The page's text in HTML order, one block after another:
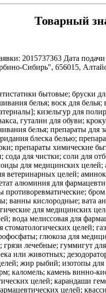
Товарный
2015737363 Дата подачи
Сибирь", 656015,
бытовые; бруски
белья; воск для
кизельгур для
гуталин для обуви;
белья; препараты
блеска белью;
препараты химические
сода для чистки; соли для
медицинских целей; гваякол для фармацевтических целей; гематоген; гемоглобин; гидрастин; гидрастинин; глицерин для медицинских целей; глицерофосфаты; глюкоза для медицинских целей; горечавка для фармацевтических целей; гормоны для медицинских целей; горчица для фармацевтических целей; горчичники; грязи для ванн; грязи лечебные; гуммигут для медицинских целей; гурьюн-бальзам для медицинских целей; дезодоранты для освежения воздуха; дезодоранты, за исключением предназначенных для человека или животных; дезодораторы для одежды или текстильных изделий; диастаза для медицинских целей; дигиталин; дрожжи для фармацевтических целей; желатин для медицинских целей; жир рыбий; изотопы для медицинских целей; йод для фармацевтических целей; йодиды для фармацевтических целей; йодиды щелочных металлов для фармацевтических целей; йодоформ; каломель; камень винно-кислый для фармацевтических целей; камень винный для фармацевтических целей; камфора для медицинских целей; капсулы для лекарств; капсулы для фармацевтических целей; карандаши гемостатические; карандаши для лечения бородавок; карандаши каустические; карандаши от головной боли; каустики для фармацевтических целей; кашу для фармацевтических целей; квассия для медицинских целей; квебрахо для медицинских целей; кислород для медицинских целей; кислота галловая для фармацевтических целей; кислоты для фармацевтических целей; клеи для зубных протезов; клетки стволовые для ветеринарных целей; клетки стволовые для медицинских целей; кокаин; коллодий для фармацевтических целей; кольца противомозольные для ног; кольца противоревматические; конфеты лекарственные; кора ангустура для медицинских целей; кора деревьев для фармацевтических целей; кора кондураговая для медицинских целей; кора кротоновая; кора мангрового дерева для фармацевтических целей; кора миробалана для фармацевтических целей; кора хинного дерева для медицинских целей; корни лекарственные; корни ревеня для фармацевтических целей; корпия для медицинских целей; креозот для фармацевтических целей; кровь для медицинских